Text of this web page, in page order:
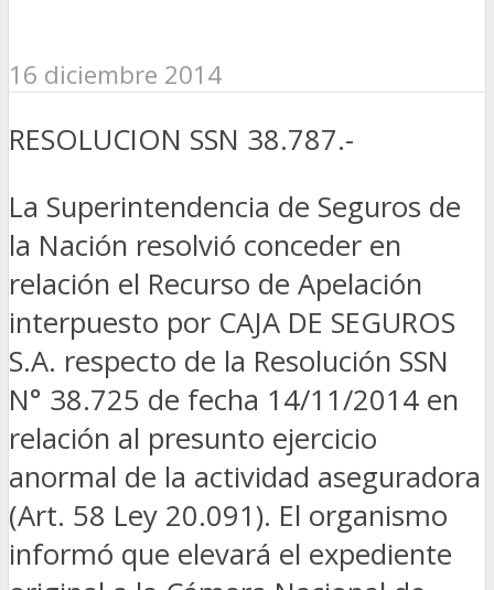
16 diciembre 2014
RESOLUCION SSN 38.787.-
La Superintendencia de Seguros de
la Nación resolvió conceder en
relación el Recurso de Apelación
interpuesto por CAJA DE SEGUROS
S.A. respecto de la Resolución SSN
N° 38.725 de fecha 14/11/2014 en
relación al presunto ejercicio
anormal de la actividad aseguradora
(Art. 58 Ley 20.091). El organismo
informó que elevará el expediente